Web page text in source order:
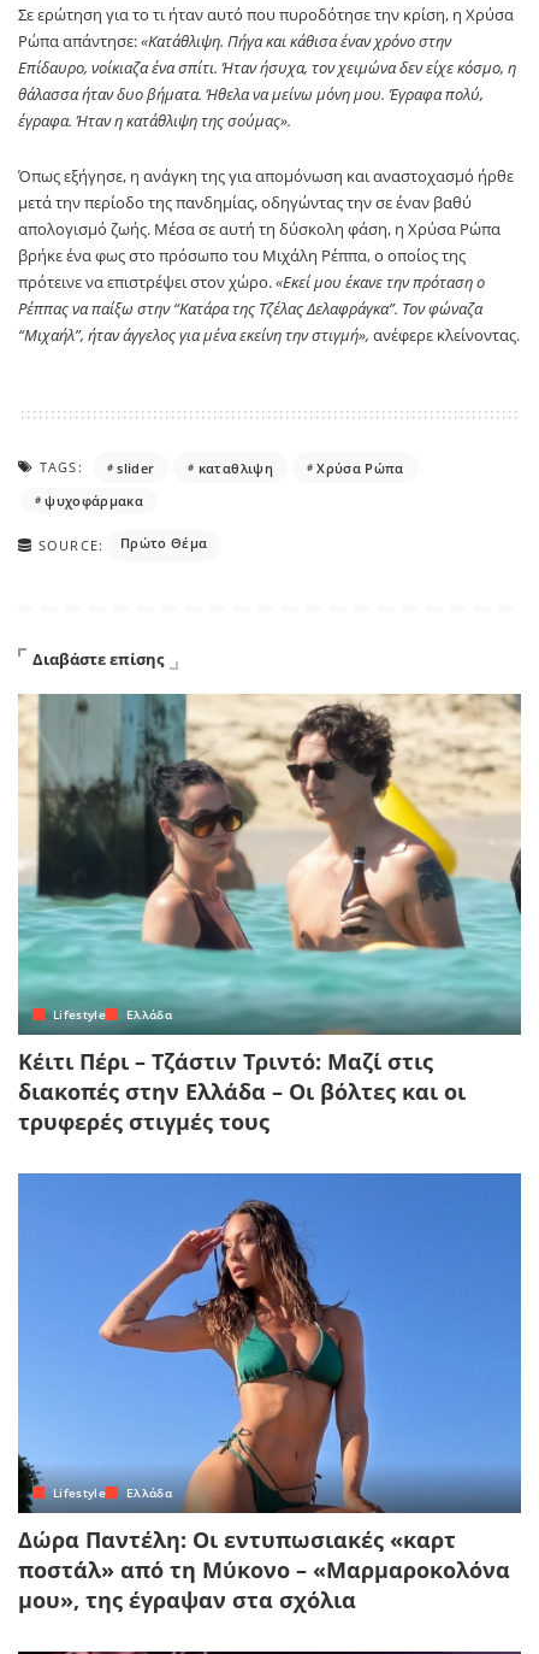
Σε ερώτηση για το τι ήταν αυτό που πυροδότησε την κρίση, η Χρύσα
Ρώπα απάντησε:«Κατάθλιψη. Πήγα και κάθισα έναν χρόνο στην
Επίδαυρο, νοίκιαζα ένα σπίτι. Ήταν ήσυχα, τον χειμώνα δεν είχε κόσμο, η
θάλασσα ήταν δυο βήματα. Ήθελα να μείνω μόνη μου. Έγραφα πολύ,
έγραφα. Ήταν η κατάθλιψη της σούμας».
Όπως εξήγησε, η ανάγκη της για απομόνωση και αναστοχασμό ήρθε
μετά την περίοδο της πανδημίας, οδηγώντας την σε έναν βαθύ
απολογισμό ζωής. Μέσα σε αυτή τη δύσκολη φάση, η Χρύσα Ρώπα
βρήκε ένα φως στο πρόσωπο του Μιχάλη Ρέππα, ο οποίος της
πρότεινε να επιστρέψει στον χώρο.«Εκεί μου έκανε την πρόταση ο
Ρέππας να παίξω στην “Κατάρα της Τζέλας Δελαφράγκα”. Τον φώναζα
“Μιχαήλ”, ήταν άγγελος για μένα εκείνη την στιγμή», ανέφερε κλείνοντας.
TAGS: slider καταθλιψη
Χρύσα Ρώπα
ψυχοφάρμακα
SOURCE: Πρώτο Θέμα
Διαβάστε επίσης
Lifestyle Ελλάδα
Κέιτι Πέρι – Τζάστιν Τριντό: Μαζί στις
διακοπές στην Ελλάδα – Οι βόλτες και οι
τρυφερές στιγμές τους
Lifestyle Ελλάδα
Δώρα Παντέλη: Οι εντυπωσιακές «καρτ
ποστάλ» από τη Μύκονο – «Μαρμαροκολόνα
μου», της έγραψαν στα σχόλια